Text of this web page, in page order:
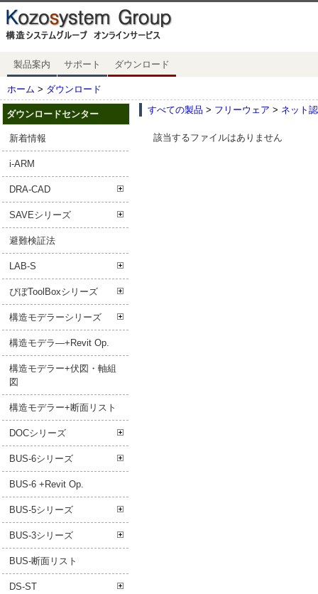
製品案内 サポート ダウンロード
ホーム > ダウンロード
ダウンロードセンター
新着情報
i-ARM
DRA-CAD
SAVEシリーズ
避難検証法
LAB-S
ぴぼToolBoxシリーズ
構造モデラーシリーズ
構造モデラ―+Revit Op.
構造モデラー+伏図・軸組
図
構造モデラー+断面リスト
DOCシリーズ
BUS-6シリーズ
BUS-6 +Revit Op.
BUS-5シリーズ
BUS-3シリーズ
BUS-断面リスト
DS-ST
すべての製品 > フリーウェア > ネット
該当するファイルはありません